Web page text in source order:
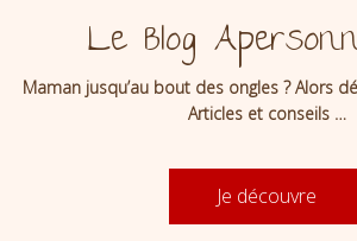
Le Blog
Maman jusqu’au bout des ongles ? Alors
Articles et conseils …
Je découvre